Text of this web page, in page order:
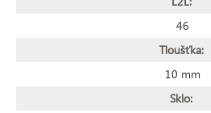
46
Tloušťka:
10 mm
Sklo: